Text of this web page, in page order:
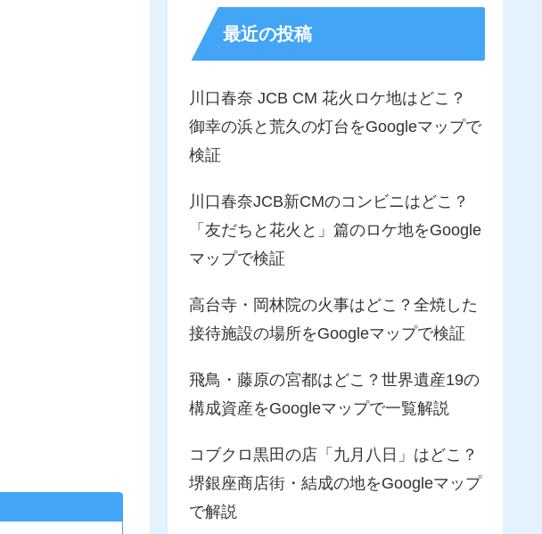
最近の投稿
川口春奈 JCB CM 花火ロケ地はどこ？
御幸の浜と荒久の灯台をGoogleマップで
検証
川口春奈JCB新CMのコンビニはどこ？
「友だちと花火と」篇のロケ地をGoogle
マップで検証
高台寺・岡林院の火事はどこ？全焼した
接待施設の場所をGoogleマップで検証
飛鳥・藤原の宮都はどこ？世界遺産19の
構成資産をGoogleマップで一覧解説
コブクロ黒田の店「九月八日」はどこ？
堺銀座商店街・結成の地をGoogleマップ
で解説